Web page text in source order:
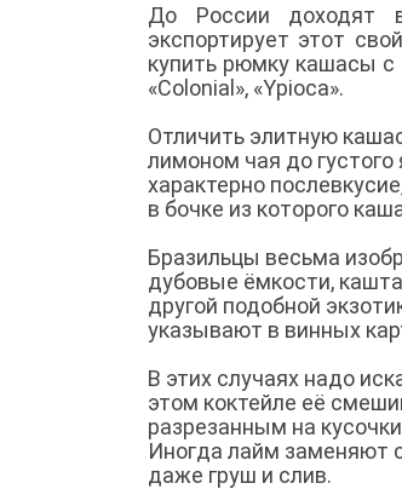
До России доходят
экспортирует этот
купить рюмку кашасы с
«Colonial», «Ypioca».
Отличить элитную
лимоном чая до густого
характерно
в бочке из которого
Бразильцы весьма
дубовые ёмкости,
другой подобной
указывают в винных
В этих случаях надо
этом коктейле её
разрезанным на
Иногда лайм заменяют
даже груш и слив.